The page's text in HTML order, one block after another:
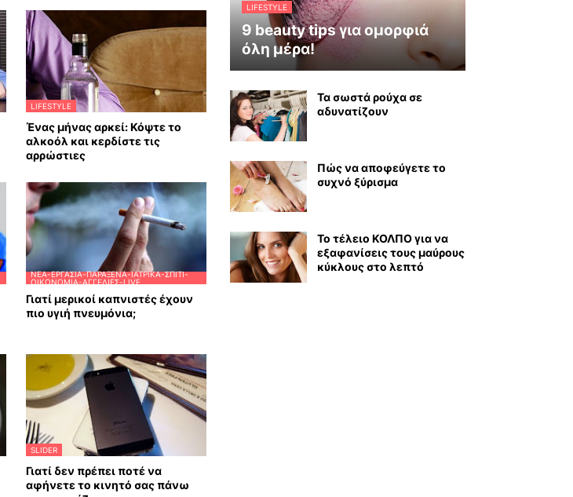
LIFESTYLE
Ένας μήνας αρκεί: Κόψτε το
αλκοόλ και κερδίστε τις
αρρώστιες
ΝΈΑ-ΕΡΓΑΣΊΑ-ΠΑΡΆΞΕΝΑ-ΙΑΤΡΙΚΆ-ΣΠΊΤΙ-
ΟΙΚΟΝΟΜΊΑ-ΑΓΓΕΛΊΕΣ-LIVE
Γιατί μερικοί καπνιστές έχουν
πιο υγιή πνευμόνια;
SLIDER
Γιατί δεν πρέπει ποτέ να
αφήνετε το κινητό σας πάνω
LIFESTYLE
9 beauty tips για ομορφιά
όλη μέρα!
Τα σωστά ρούχα σε
αδυνατίζουν
Πώς να αποφεύγετε το
συχνό ξύρισμα
Το τέλειο ΚΟΛΠΟ για να
εξαφανίσεις τους μαύρους
κύκλους στο λεπτό